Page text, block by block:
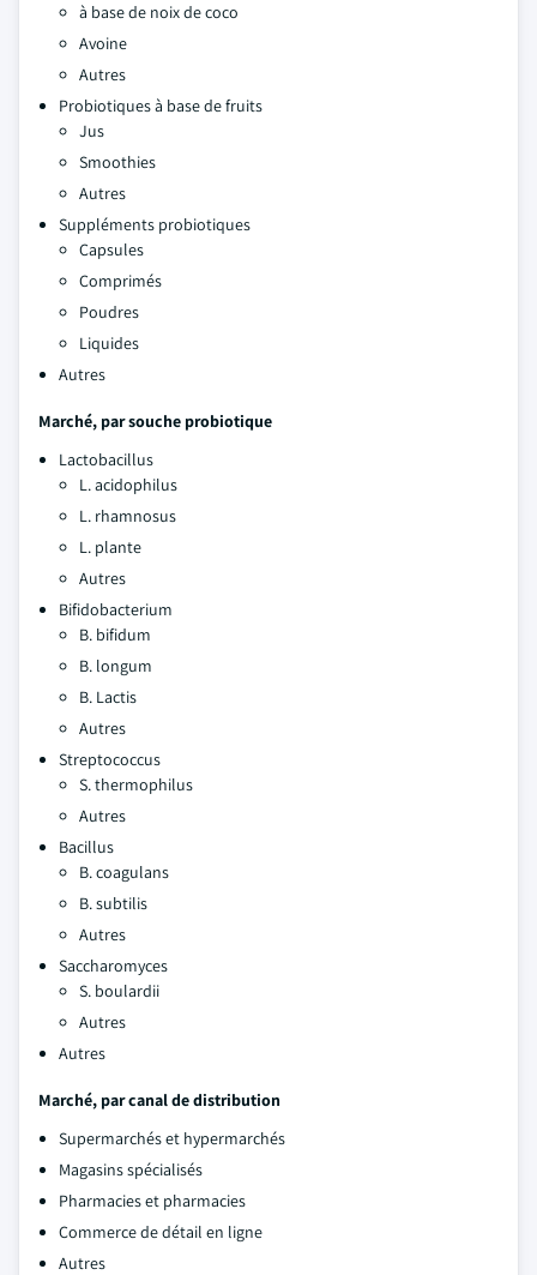
à base de noix de coco
Avoine
Autres
Probiotiques à base de fruits
Jus
Smoothies
Autres
Suppléments probiotiques
Capsules
Comprimés
Poudres
Liquides
Autres
Marché, par souche probiotique
Lactobacillus
L. acidophilus
L. rhamnosus
L. plante
Autres
Bifidobacterium
B. bifidum
B. longum
B. Lactis
Autres
Streptococcus
S. thermophilus
Autres
Bacillus
B. coagulans
B. subtilis
Autres
Saccharomyces
S. boulardii
Autres
Autres
Marché, par canal de distribution
Supermarchés et hypermarchés
Magasins spécialisés
Pharmacies et pharmacies
Commerce de détail en ligne
Autres